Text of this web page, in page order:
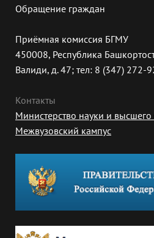
Обращение граждан
Приёмная комиссия БГМУ
450008, Республика
Валиди, д. 47; тел: 8 (347) 272-
Контакты
Министерство науки и
Межвузовский кампус